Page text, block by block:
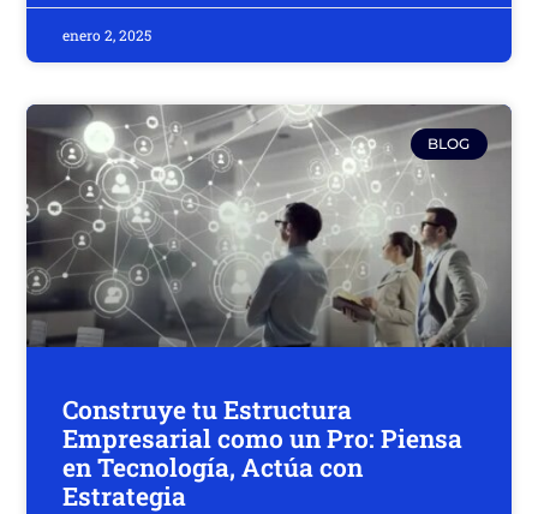
enero 2, 2025
BLOG
Construye tu Estructura
Empresarial como un Pro: Piensa
en Tecnología, Actúa con
Estrategia